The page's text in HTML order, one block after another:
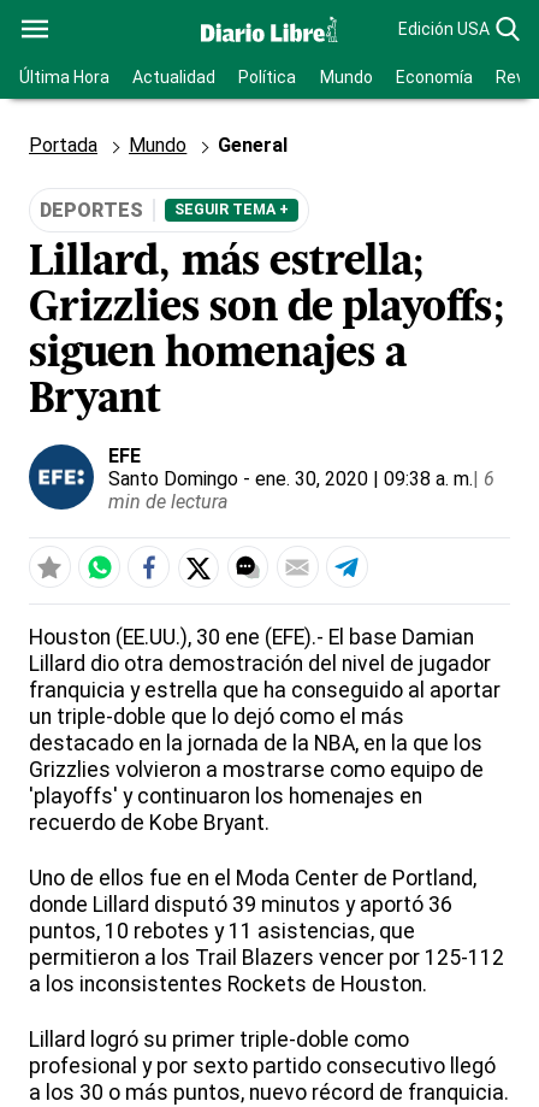
Edición USA
Última Hora Actualidad Política Mundo Economía
Portada Mundo General
DEPORTES SEGUIR TEMA +
Lillard, más estrella;
Grizzlies son de playoffs;
siguen homenajes a
Bryant
EFE
Santo Domingo - ene. 30, 2020 | 09:38 a. m.| 6
min de lectura
Houston (EE.UU.), 30 ene (EFE).- El base Damian
Lillard dio otra demostración del nivel de jugador
franquicia y estrella que ha conseguido al aportar
un triple-doble que lo dejó como el más
destacado en la jornada de la NBA, en la que los
Grizzlies volvieron a mostrarse como equipo de
'playoffs' y continuaron los homenajes en
recuerdo de Kobe Bryant.
Uno de ellos fue en el Moda Center de Portland,
donde Lillard disputó 39 minutos y aportó 36
puntos, 10 rebotes y 11 asistencias, que
permitieron a los Trail Blazers vencer por 125-112
a los inconsistentes Rockets de Houston.
Lillard logró su primer triple-doble como
profesional y por sexto partido consecutivo llegó
a los 30 o más puntos, nuevo récord de franquicia.